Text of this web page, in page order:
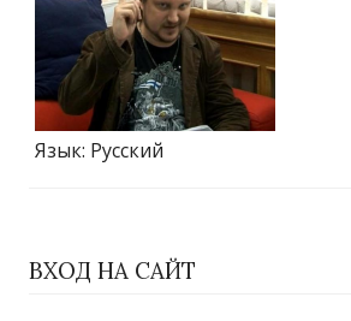
Язык: Русский
ВХОД НА САЙТ